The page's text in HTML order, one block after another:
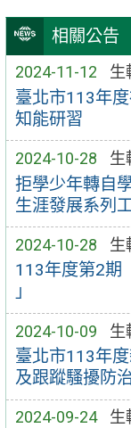
相關公告
2024-11-12 生
臺北市113年
知能研習
2024-10-28 生
拒學少年轉自
生涯發展系列
2024-10-28 生
113年度第2期
」
2024-10-09 生
臺北市113年
及跟蹤騷擾防
2024-09-24 生